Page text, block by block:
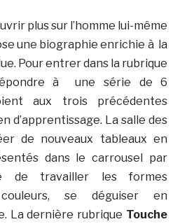
plus sur l’homme lui-même
une biographie enrichie à la
Pour entrer dans la rubrique
à une série de 6
aux trois précédentes
d’apprentissage. La salle des
de nouveaux tableaux en
dans le carrousel par
de travailler les formes
se déguiser en
La dernière rubrique Touche